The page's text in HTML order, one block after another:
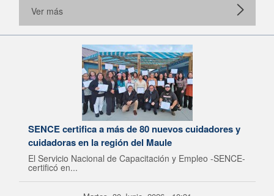
Ver más
SENCE certifica a más de 80 nuevos cuidadores y
cuidadoras en la región del Maule
El Servicio Nacional de Capacitación y Empleo -SENCE-
certificó en...